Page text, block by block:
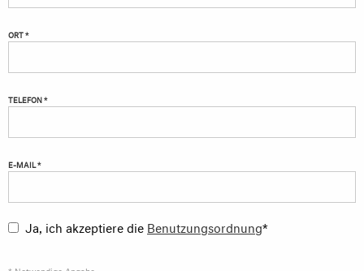
ORT *
TELEFON *
E-MAIL *
Ja, ich akzeptiere die Benutzungsordnung*